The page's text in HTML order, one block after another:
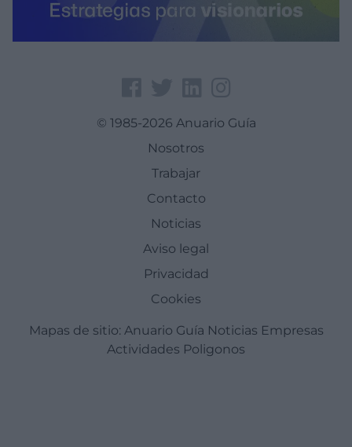
© 1985-2026 Anuario Guía
Nosotros
Trabajar
Contacto
Noticias
Aviso legal
Privacidad
Cookies
Mapas de sitio: Anuario Guía Noticias Empresas
Actividades Poligonos